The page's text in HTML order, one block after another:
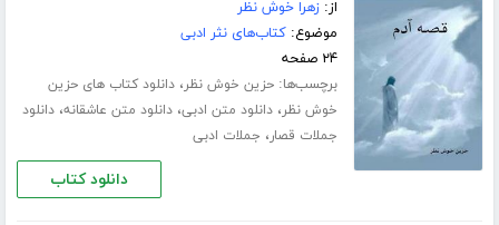
از:زهرا خوش نظر
موضوع:کتاب‌های نثر ادبی
۲۴ صفحه
برچسب‌ها:حزین خوش نظر،دانلود کتاب های حزین
خوش نظر،دانلود متن ادبی،دانلود متن عاشقانه،دانلود
جملات قصار، جملات ادبی
دانلود کتاب